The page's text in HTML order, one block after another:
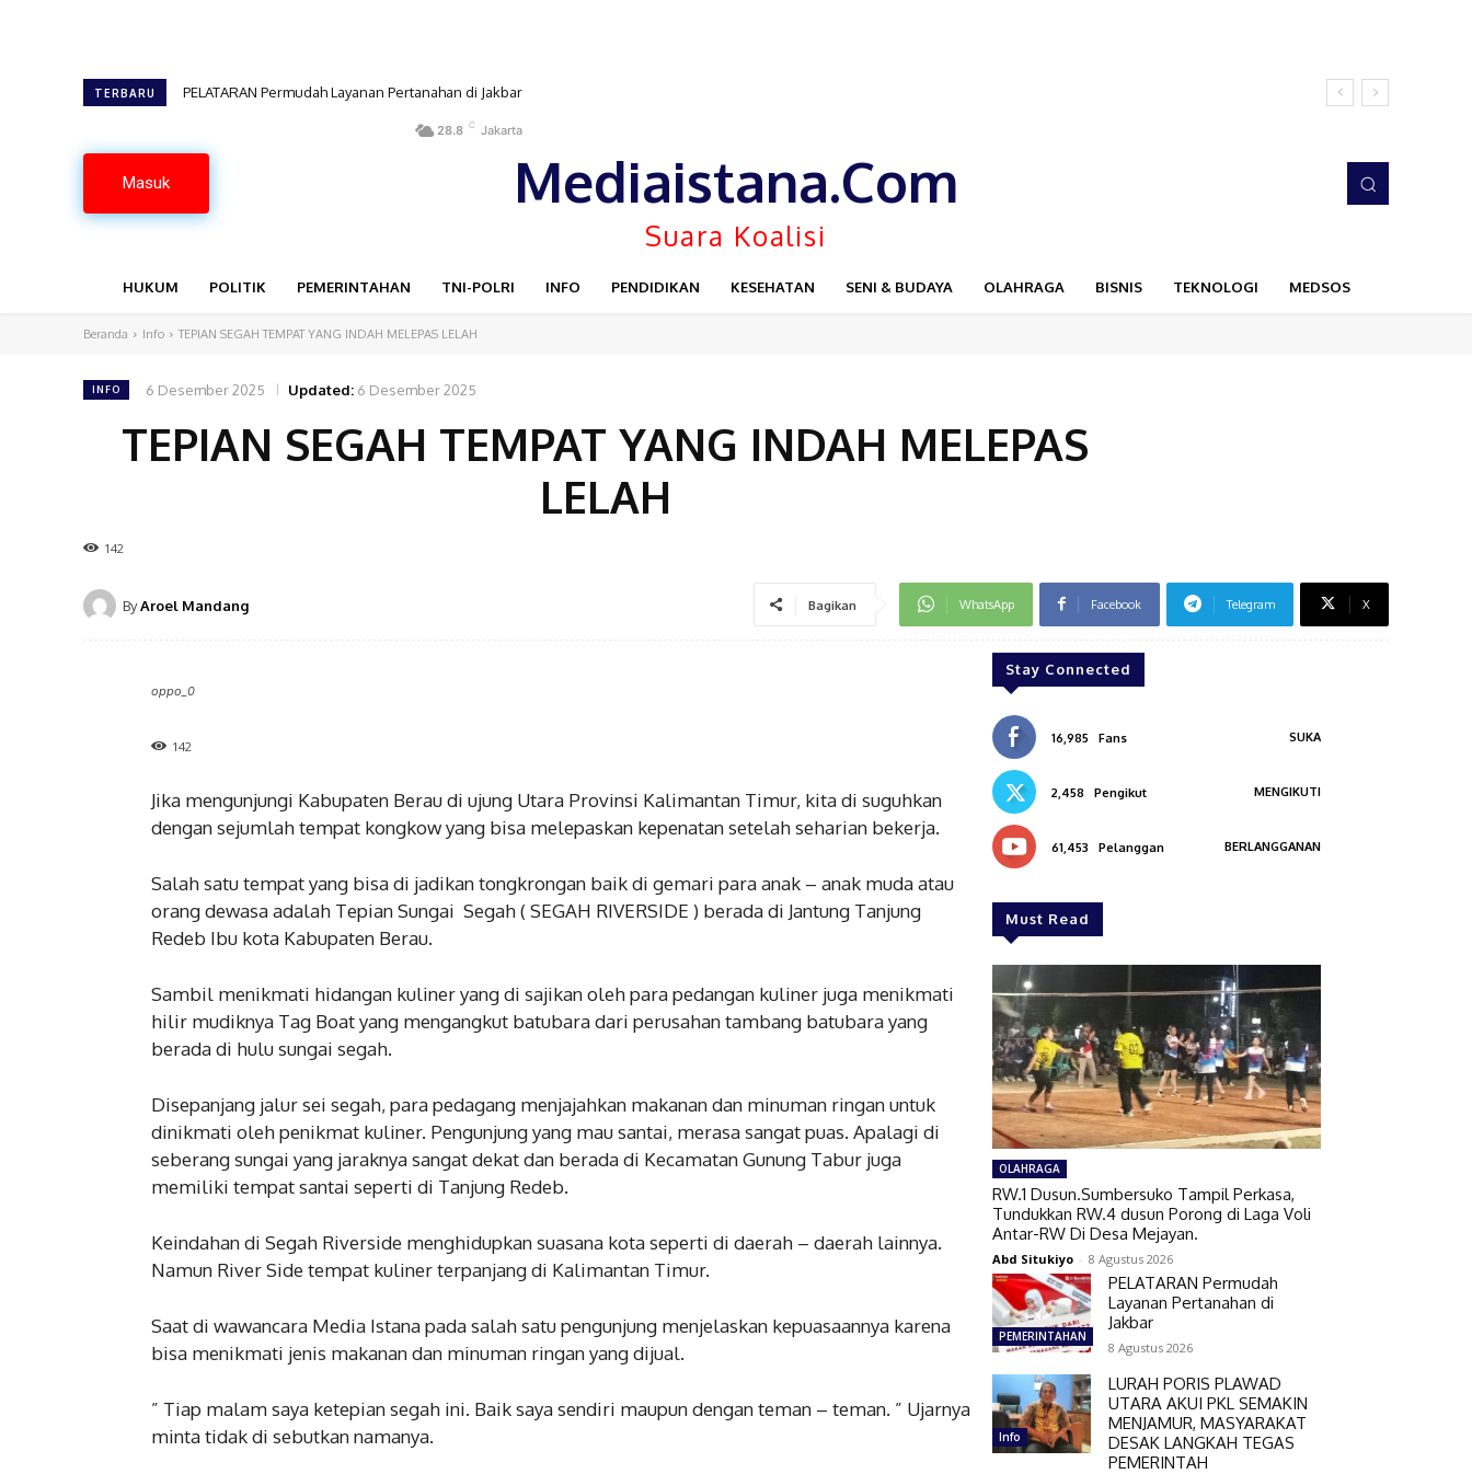
TERBARU PELATARAN Permudah Layanan Pertanahan di Jakbar
LURAH PORIS PLAWAD UTARA AKUI PKL SEMAKIN MENJAMUR, MASYARAKAT DESAK LANGKAH TEGAS PEMERINTAH
Masuk
28.8 C Jakarta
Mediaistana.Com
Suara Koalisi
HUKUM POLITIK PEMERINTAHAN TNI-POLRI INFO PENDIDIKAN KESEHATAN SENI & BUDAYA OLAHRAGA BISNIS TEKNOLOGI MEDSOS
Beranda Info TEPIAN SEGAH TEMPAT YANG INDAH MELEPAS LELAH
INFO 6 Desember 2025 Updated: 6 Desember 2025
TEPIAN SEGAH TEMPAT YANG INDAH MELEPAS
LELAH
142
ByAroel Mandang Bagikan WhatsApp Facebook Telegram X
oppo_0
142
Jika mengunjungi Kabupaten Berau di ujung Utara Provinsi Kalimantan Timur, kita di suguhkan
dengan sejumlah tempat kongkow yang bisa melepaskan kepenatan setelah seharian bekerja.
Salah satu tempat yang bisa di jadikan tongkrongan baik di gemari para anak – anak muda atau
orang dewasa adalah Tepian Sungai Segah ( SEGAH RIVERSIDE ) berada di Jantung Tanjung
Redeb Ibu kota Kabupaten Berau.
Sambil menikmati hidangan kuliner yang di sajikan oleh para pedangan kuliner juga menikmati
hilir mudiknya Tag Boat yang mengangkut batubara dari perusahan tambang batubara yang
berada di hulu sungai segah.
Disepanjang jalur sei segah, para pedagang menjajahkan makanan dan minuman ringan untuk
dinikmati oleh penikmat kuliner. Pengunjung yang mau santai, merasa sangat puas. Apalagi di
seberang sungai yang jaraknya sangat dekat dan berada di Kecamatan Gunung Tabur juga
memiliki tempat santai seperti di Tanjung Redeb.
Keindahan di Segah Riverside menghidupkan suasana kota seperti di daerah – daerah lainnya.
Namun River Side tempat kuliner terpanjang di Kalimantan Timur.
Saat di wawancara Media Istana pada salah satu pengunjung menjelaskan kepuasaannya karena
bisa menikmati jenis makanan dan minuman ringan yang dijual.
” Tiap malam saya ketepian segah ini. Baik saya sendiri maupun dengan teman – teman. ” Ujarnya
minta tidak di sebutkan namanya.
Stay Connected
16,985 Fans SUKA
2,458 Pengikut MENGIKUTI
61,453 Pelanggan BERLANGGANAN
Must Read
OLAHRAGA
RW.1 Dusun.Sumbersuko Tampil Perkasa,
Tundukkan RW.4 dusun Porong di Laga Voli
Antar-RW Di Desa Mejayan.
Abd Situkiyo - 8 Agustus 2026
PEMERINTAHAN
PELATARAN Permudah
Layanan Pertanahan di
Jakbar
8 Agustus 2026
Info
LURAH PORIS PLAWAD
UTARA AKUI PKL SEMAKIN
MENJAMUR, MASYARAKAT
DESAK LANGKAH TEGAS
PEMERINTAH